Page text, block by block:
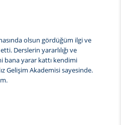
olsun gördüğüm ilgi ve
Derslerin yararlılığı ve
bana yarar kattı kendimi
Gelişim Akademisi sayesinde.